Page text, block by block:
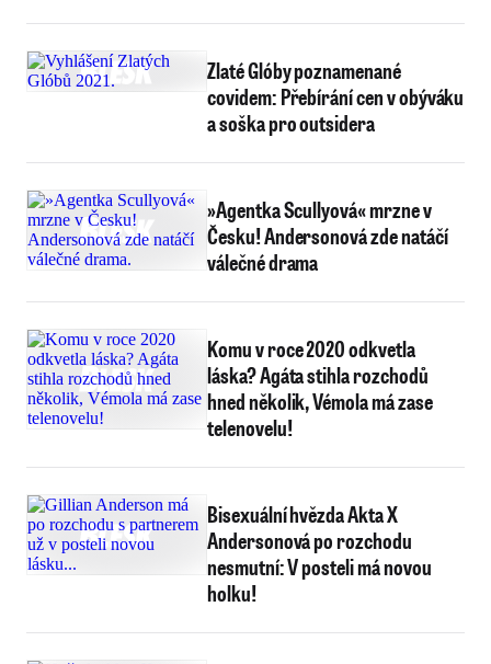
Zlaté Glóby poznamenané
covidem: Přebírání cen v obýváku
a soška pro outsidera
»Agentka Scullyová« mrzne v
Česku! Andersonová zde natáčí
válečné drama
Komu v roce 2020 odkvetla
láska? Agáta stihla rozchodů
hned několik, Vémola má zase
telenovelu!
Bisexuální hvězda Akta X
Andersonová po rozchodu
nesmutní: V posteli má novou
holku!